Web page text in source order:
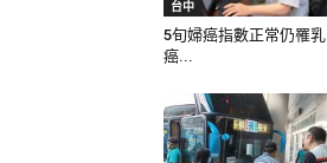
台中
5旬婦癌指數正常仍罹乳
癌...